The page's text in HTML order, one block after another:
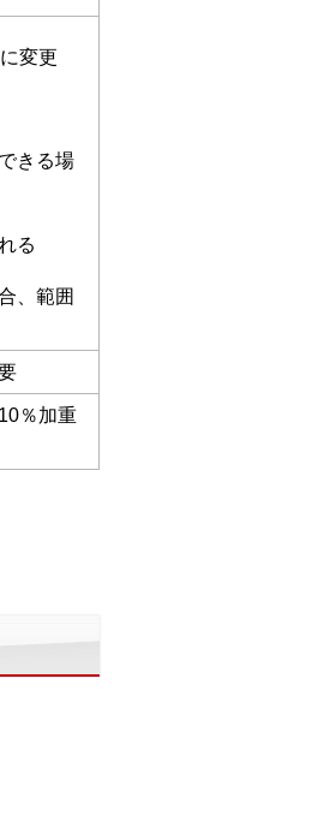
変更
きる場
る
、範囲
％加重